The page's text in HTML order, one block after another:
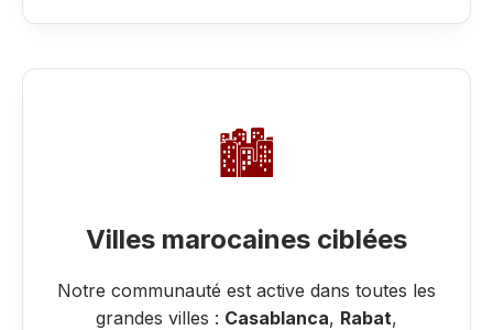
🏙️
Villes marocaines ciblées
Notre communauté est active dans toutes les
grandes villes : Casablanca, Rabat,